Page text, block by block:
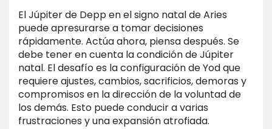
El Júpiter de Depp en el signo natal de Aries
puede apresurarse a tomar decisiones
rápidamente. Actúa ahora, piensa después. Se
debe tener en cuenta la condición de Júpiter
natal. El desafío es la configuración de Yod que
requiere ajustes, cambios, sacrificios, demoras y
compromisos en la dirección de la voluntad de
los demás. Esto puede conducir a varias
frustraciones y una expansión atrofiada.